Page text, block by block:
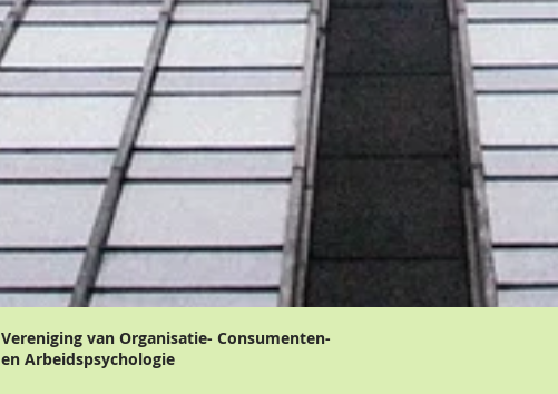
Vereniging van Organisatie- Consumenten-
en Arbeidspsychologie